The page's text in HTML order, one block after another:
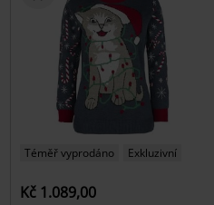
Téměř vyprodáno Exkluzivní
Kč 1.089,00